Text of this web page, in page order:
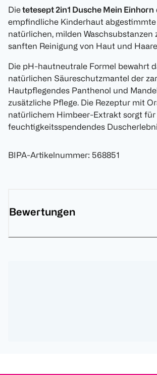
Dietetesept 2in1 Dusche Mein Einhorn
empfindliche Kinderhaut
natürlichen, milden Waschsubstanzen
sanften Reinigung von Haut und
Die pH-hautneutrale Formel bewahrt
natürlichen Säureschutzmantel der
Hautpflegendes Panthenol und
zusätzliche Pflege. Die Rezeptur mit
natürlichem Himbeer-Extrakt sorgt für
feuchtigkeitsspendendes
BIPA-Artikelnummer: 568851
Bewertungen